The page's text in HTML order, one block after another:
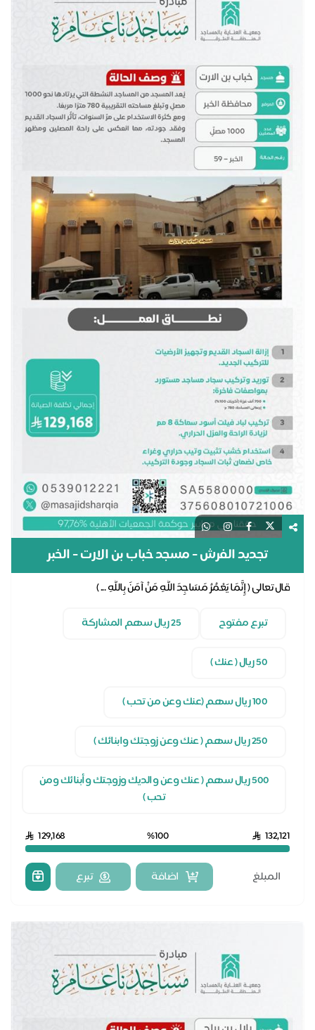
تجديد الفرش - مسجد خباب بن الارت - الخبر
قال تعالى ( إِنَّمَا يَعْمُرُ مَسَاجِدَ اللَّهِ مَنْ آمَنَ بِاللَّهِ ... )
تبرع مفتوح
500 ريال سهم ( عنك وعن والديك وزوجتك وأبنائك ومن
تحب )
132,121
%100
129,168
اضافة تبرع